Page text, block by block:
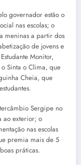
governador estão o
nas escolas; o
meninas a partir dos
de jovens e
Monitor,
Sinta o Clima, que
Cheia, que
Sergipe no
ao exterior; o
nas escolas
premia mais de 5
práticas.